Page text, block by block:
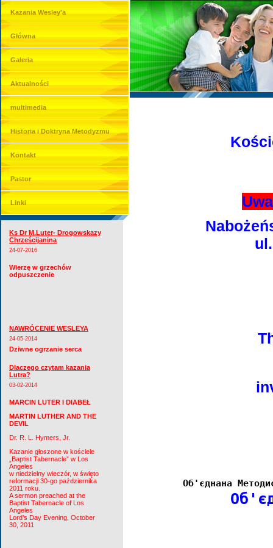
Kazania Wesley'a
Główna
Galeria
Aktualności
multimedia
Historia i Doktryna Metodyzmu
Kontakt
Pastor
Linki
Ks Dr M.Luter- Drogowskazy
Chrześcijanina
24-07-2016
Wierzę w grzechów
odpuszczenie
NAWRÓCENIE WESLEYA
24-05-2014
Dziwne ogrzanie serca
Dlaczego czytam kazania
Lutra?
03-02-2014
MARCIN LUTER I DIABEŁ
MARTIN LUTHER AND THE
DEVIL
Dr. R. L. Hymers, Jr.
Kazanie głoszone w kościele
„Baptist Tabernacle” w Los
Angeles
w niedzielny wieczór, w święto
reformacji 30-go października
2011 roku.
A sermon preached at the
Baptist Tabernacle of Los
Angeles
Lord’s Day Evening, October
30, 2011
        Об'єднана
M